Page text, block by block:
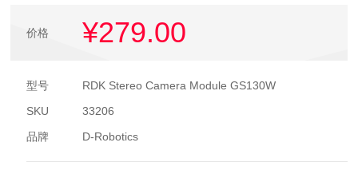
价格 ¥279.00
型号
RDK Stereo Camera Module GS130W
SKU
33206
品牌
D-Robotics